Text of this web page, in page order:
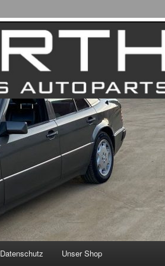
Datenschutz Unser Shop